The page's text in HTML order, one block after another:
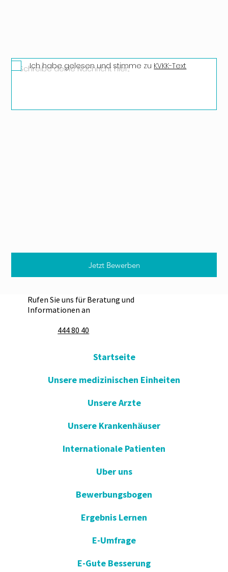
Jetzt Bewerben
Ich habe gelesen und stimme zu KVKK-Text
Rufen Sie uns für Beratung und
Informationen an
444 80 40
Startseite
Unsere medizinischen Einheiten
Unsere Arzte
Unsere Krankenhäuser
Internationale Patienten
Uber uns
Bewerbungsbogen
Ergebnis Lernen
E-Umfrage
E-Gute Besserung